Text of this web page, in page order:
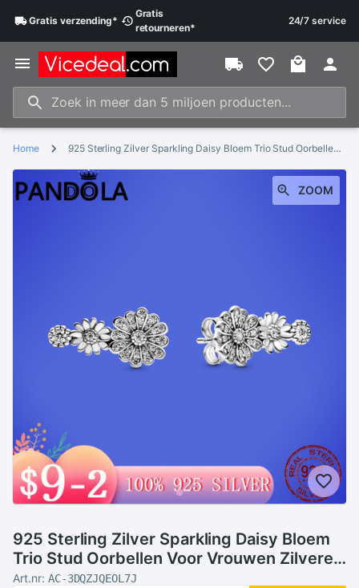
Gratisverzending*
Gratis
retourneren*
24/7 service
Home 925 Sterling Zilver Sparkling Daisy Bloem Trio Stud Oorbellen Voor Vrouwen Zilveren S925 Originele Mode-sieraden
ZOOM
925 Sterling Zilver Sparkling Daisy Bloem
Trio Stud Oorbellen Voor Vrouwen Zilveren
S925 Originele Mode-sieraden
Art.nr: AC-3DQZJQEOL7J